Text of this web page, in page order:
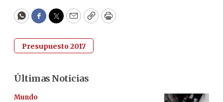
WhatsApp
Facebook
Twitter
EmailCopyPrint
Presupuesto 2017
Últimas Noticias
Mundo